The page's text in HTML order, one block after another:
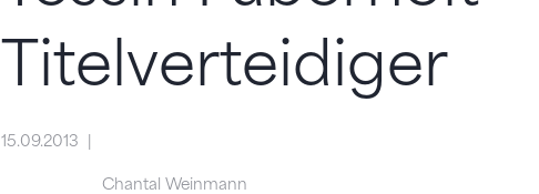
Titelverteidiger
15.09.2013
Chantal Weinmann